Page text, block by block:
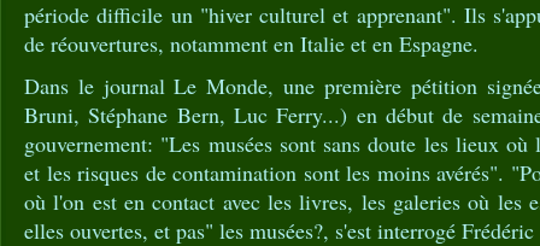
période difficile un "hiver culturel et apprenant". Ils
de réouvertures, notamment en Italie et en Espagne.
Dans le journal Le Monde, une première pétition
Bruni, Stéphane Bern, Luc Ferry...) en début de
gouvernement: "Les musées sont sans doute les lieux où
et les risques de contamination sont les moins avérés".
où l'on est en contact avec les livres, les galeries où les
elles ouvertes, et pas" les musées?, s'est interrogé